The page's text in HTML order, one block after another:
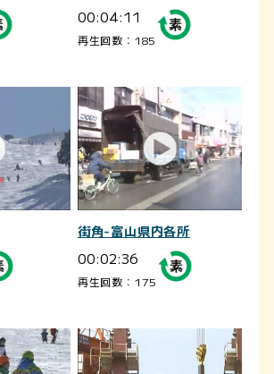
00:04:11
再生回数：185
街角-富山県内各所
00:02:36
再生回数：175